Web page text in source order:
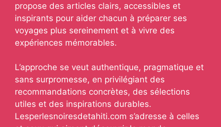
propose des articles clairs, accessibles et
inspirants pour aider chacun à préparer ses
voyages plus sereinement et à vivre des
expériences mémorables.
L’approche se veut authentique, pragmatique et
sans surpromesse, en privilégiant des
recommandations concrètes, des sélections
utiles et des inspirations durables.
Lesperlesnoiresdetahiti.com s’adresse à celles